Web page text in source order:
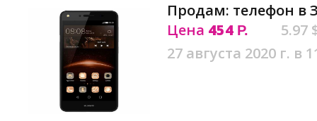
Продам: телефон в
Цена 454 Р.
5.97
27 августа 2020 г. в